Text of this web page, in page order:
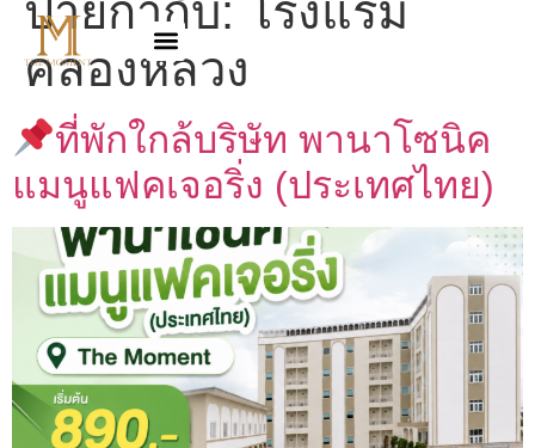
ป้ายกำกับ: โรงแรม
คลองหลวง
ที่พักใกล้บริษัท พานาโซนิค
แมนูแฟคเจอริ่ง (ประเทศไทย)